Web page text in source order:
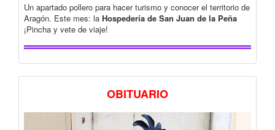
Un apartado pollero para hacer turismo y conocer el territorio de
Aragón. Este mes: la Hospedería de San Juan de la Peña
¡Pincha y vete de viaje!
OBITUARIO